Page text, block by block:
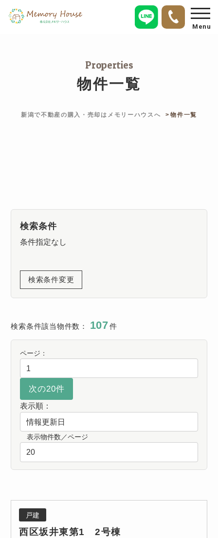
Menu
Properties
物件一覧
新潟で不動産の購入・売却はメモリーハウスへ 物件一覧
検索条件
条件指定なし
検索条件変更
検索条件該当物件数： 107件
ページ：
表示順：
表示物件数／ページ
戸建
西区坂井東第1 2号棟